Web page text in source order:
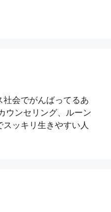
会でがんばってるあ
ウンセリング、ルーン
ッキリ生きやすい人